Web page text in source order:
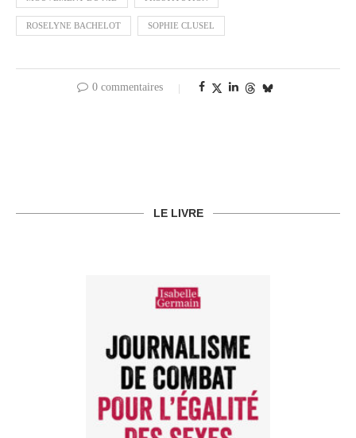
ROSELYNE BACHELOT SOPHIE CLUSEL
0 commentaires
LE LIVRE